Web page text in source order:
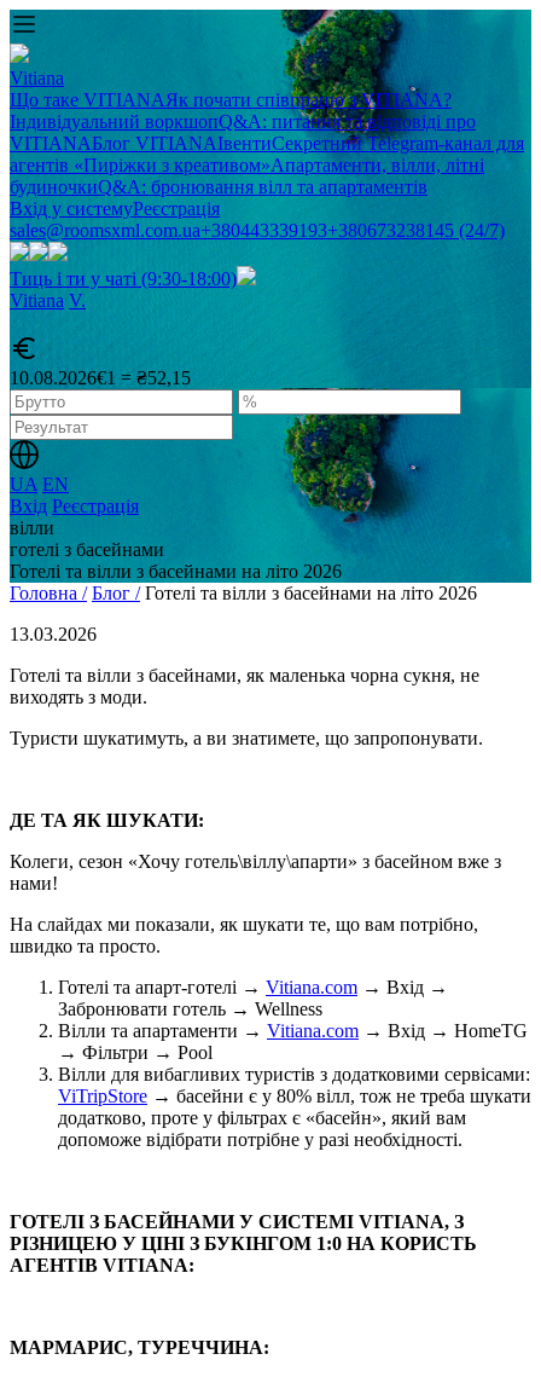
Vitiana
Що таке VITIANAЯк почати співпрацю з VITIANA?
Індивідуальний воркшопQ&A: питання та відповіді про
VITIANAБлог VITIANAІвентиСекретний Telegram-канал для
агентів «Пиріжки з креативом»Апартаменти, вілли, літні
будиночкиQ&A: бронювання вілл та апартаментів
Вхід у системуРеєстрація
sales@roomsxml.com.ua+380443339193+380673238145 (24/7)
Тиць і ти у чаті (9:30-18:00)
Vitiana V.
10.08.2026€1 = ₴52,15
UA EN
Вхід Реєстрація
вілли
готелі з басейнами
Готелі та вілли з басейнами на літо 2026
Головна / Блог / Готелі та вілли з басейнами на літо 2026
13.03.2026
Готелі та вілли з басейнами, як маленька чорна сукня, не
виходять з моди.
Туристи шукатимуть, а ви знатимете, що запропонувати.
ДЕ ТА ЯК ШУКАТИ:
Колеги, сезон «Хочу готель\віллу\апарти» з басейном вже з
нами!
На слайдах ми показали, як шукати те, що вам потрібно,
швидко та просто.
Готелі та апарт-готелі → Vitiana.com → Вхід →
Забронювати готель → Wellness
Вілли та апартаменти → Vitiana.com → Вхід → HomeTG
→ Фільтри → Pool
Вілли для вибагливих туристів з додатковими сервісами:
ViTripStore → басейни є у 80% вілл, тож не треба шукати
додатково, проте у фільтрах є «басейн», який вам
допоможе відібрати потрібне у разі необхідності.
ГОТЕЛІ З БАСЕЙНАМИ У СИСТЕМІ VITIANA, З
РІЗНИЦЕЮ У ЦІНІ З БУКІНГОМ 1:0 НА КОРИСТЬ
АГЕНТІВ VITIANA:
МАРМАРИС, ТУРЕЧЧИНА: